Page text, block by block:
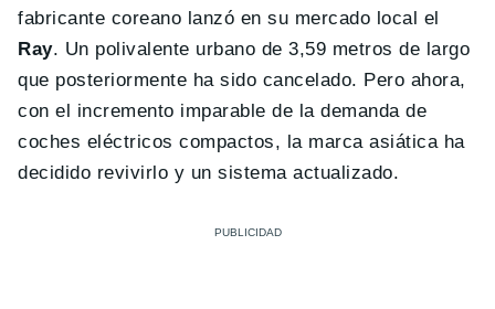
fabricante coreano lanzó en su mercado local el
Ray. Un polivalente urbano de 3,59 metros de largo
que posteriormente ha sido cancelado. Pero ahora,
con el incremento imparable de la demanda de
coches eléctricos compactos, la marca asiática ha
decidido revivirlo y un sistema actualizado.